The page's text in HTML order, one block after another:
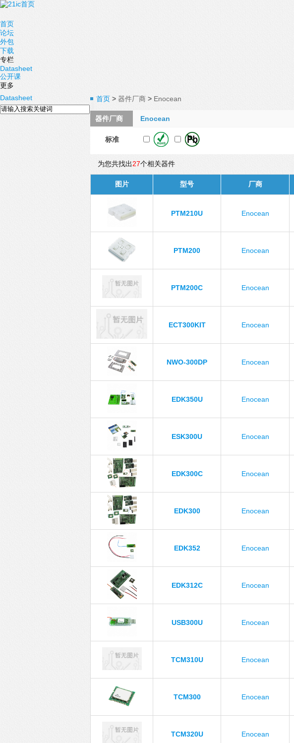
首页
论坛
外包
下载
专栏
Datasheet
公开课
更多
Datasheet 首页 > 器件厂商 > Enocean
器件厂商 Enocean
标准
为您共找出27个相关器件
图片 型号 厂商
PTM210U Enocean
PTM200 Enocean
PTM200C Enocean
ECT300KIT Enocean
NWO-300DP Enocean
EDK350U Enocean
ESK300U Enocean
EDK300C Enocean
EDK300 Enocean
EDK352 Enocean
EDK312C Enocean
USB300U Enocean
TCM310U Enocean
TCM300 Enocean
TCM320U Enocean